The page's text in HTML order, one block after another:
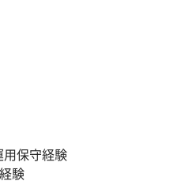
用保守経験
験